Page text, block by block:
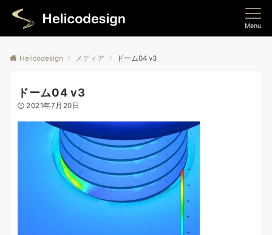
Menu
Helicodesign メディア ドーム04 v3
ドーム04 v3
2021年7月20日